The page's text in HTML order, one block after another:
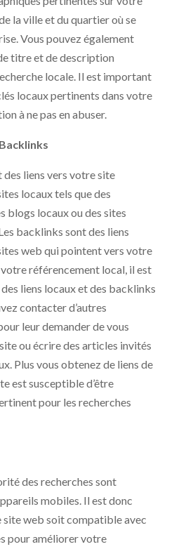
la ville et du quartier où se
Vous pouvez également
titre et de description
locale. Il est important
locaux pertinents dans votre
à ne pas en abuser.
des liens vers votre site
locaux tels que des
blogs locaux ou des sites
backlinks sont des liens
web qui pointent vers votre
référencement local, il est
liens locaux et des backlinks
contacter d’autres
leur demander de vous
ou écrire des articles invités
Plus vous obtenez de liens de
est susceptible d’être
pour les recherches
des recherches sont
mobiles. Il est donc
web soit compatible avec
pour améliorer votre